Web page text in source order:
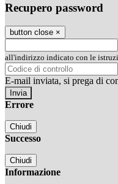
Recupero password
button close ×
all'indirizzo indicato con le
E-mail inviata, si prega di
Errore
Chiudi
Successo
Chiudi
Informazione